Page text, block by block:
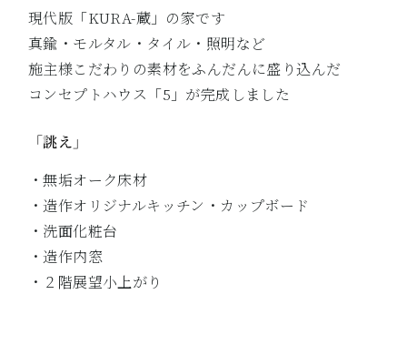
現代版「KURA-蔵」の家です
真鍮・モルタル・タイル・照明など
施主様こだわりの素材をふんだんに盛り込んだ
コンセプトハウス「5」が完成しました
「誂え」
・無垢オーク床材
・造作オリジナルキッチン・カップボード
・洗面化粧台
・造作内窓
・２階展望小上がり